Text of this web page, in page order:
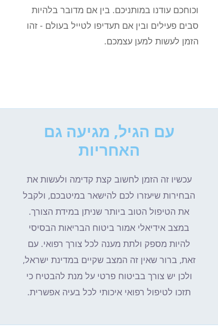
וכוחכם עודנו במותניכם. בין אם מדובר בלהיות
סבים פעילים ובין אם תעדיפו לטייל בעולם - זהו
הזמן לעשות למען עצמכם.
עם הגיל, מגיעה גם
האחריות
עכשיו זה הזמן לחשוב קצת קדימה ולעשות את
הבחירות שיעזרו לכם להישאר במיטבכם, ולקבל
את הטיפול הטוב ביותר שניתן במידת הצורך.
במצב אידיאלי אמור ביטוח הבריאות הבסיסי
להיות מספק ולתת מענה לכל צורך רפואי. עם
זאת, ברור שאין זה המצב שקיים במדינת ישראל,
ולכן יש צורך בביטוח פרטי על מנת להבטיח כי
תזכו לטיפול רפואי איכותי לכל בעיה אפשרית.